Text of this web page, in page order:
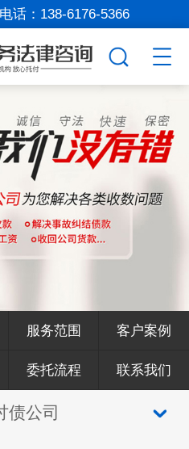
话： 138-6176-5366
服务范围 客户案例
委托流程 联系我们
债公司